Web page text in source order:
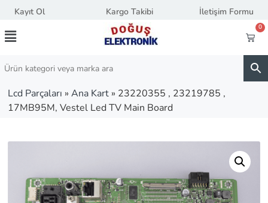
Kayıt Ol Kargo Takibi İletişim Formu
0
Lcd Parçaları » Ana Kart » 23220355 , 23219785 ,
17MB95M, Vestel Led TV Main Board